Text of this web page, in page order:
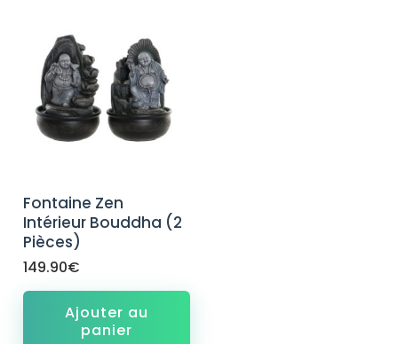
Fontaine Zen
Intérieur Bouddha (2
Pièces)
149.90€
Ajouter au
panier